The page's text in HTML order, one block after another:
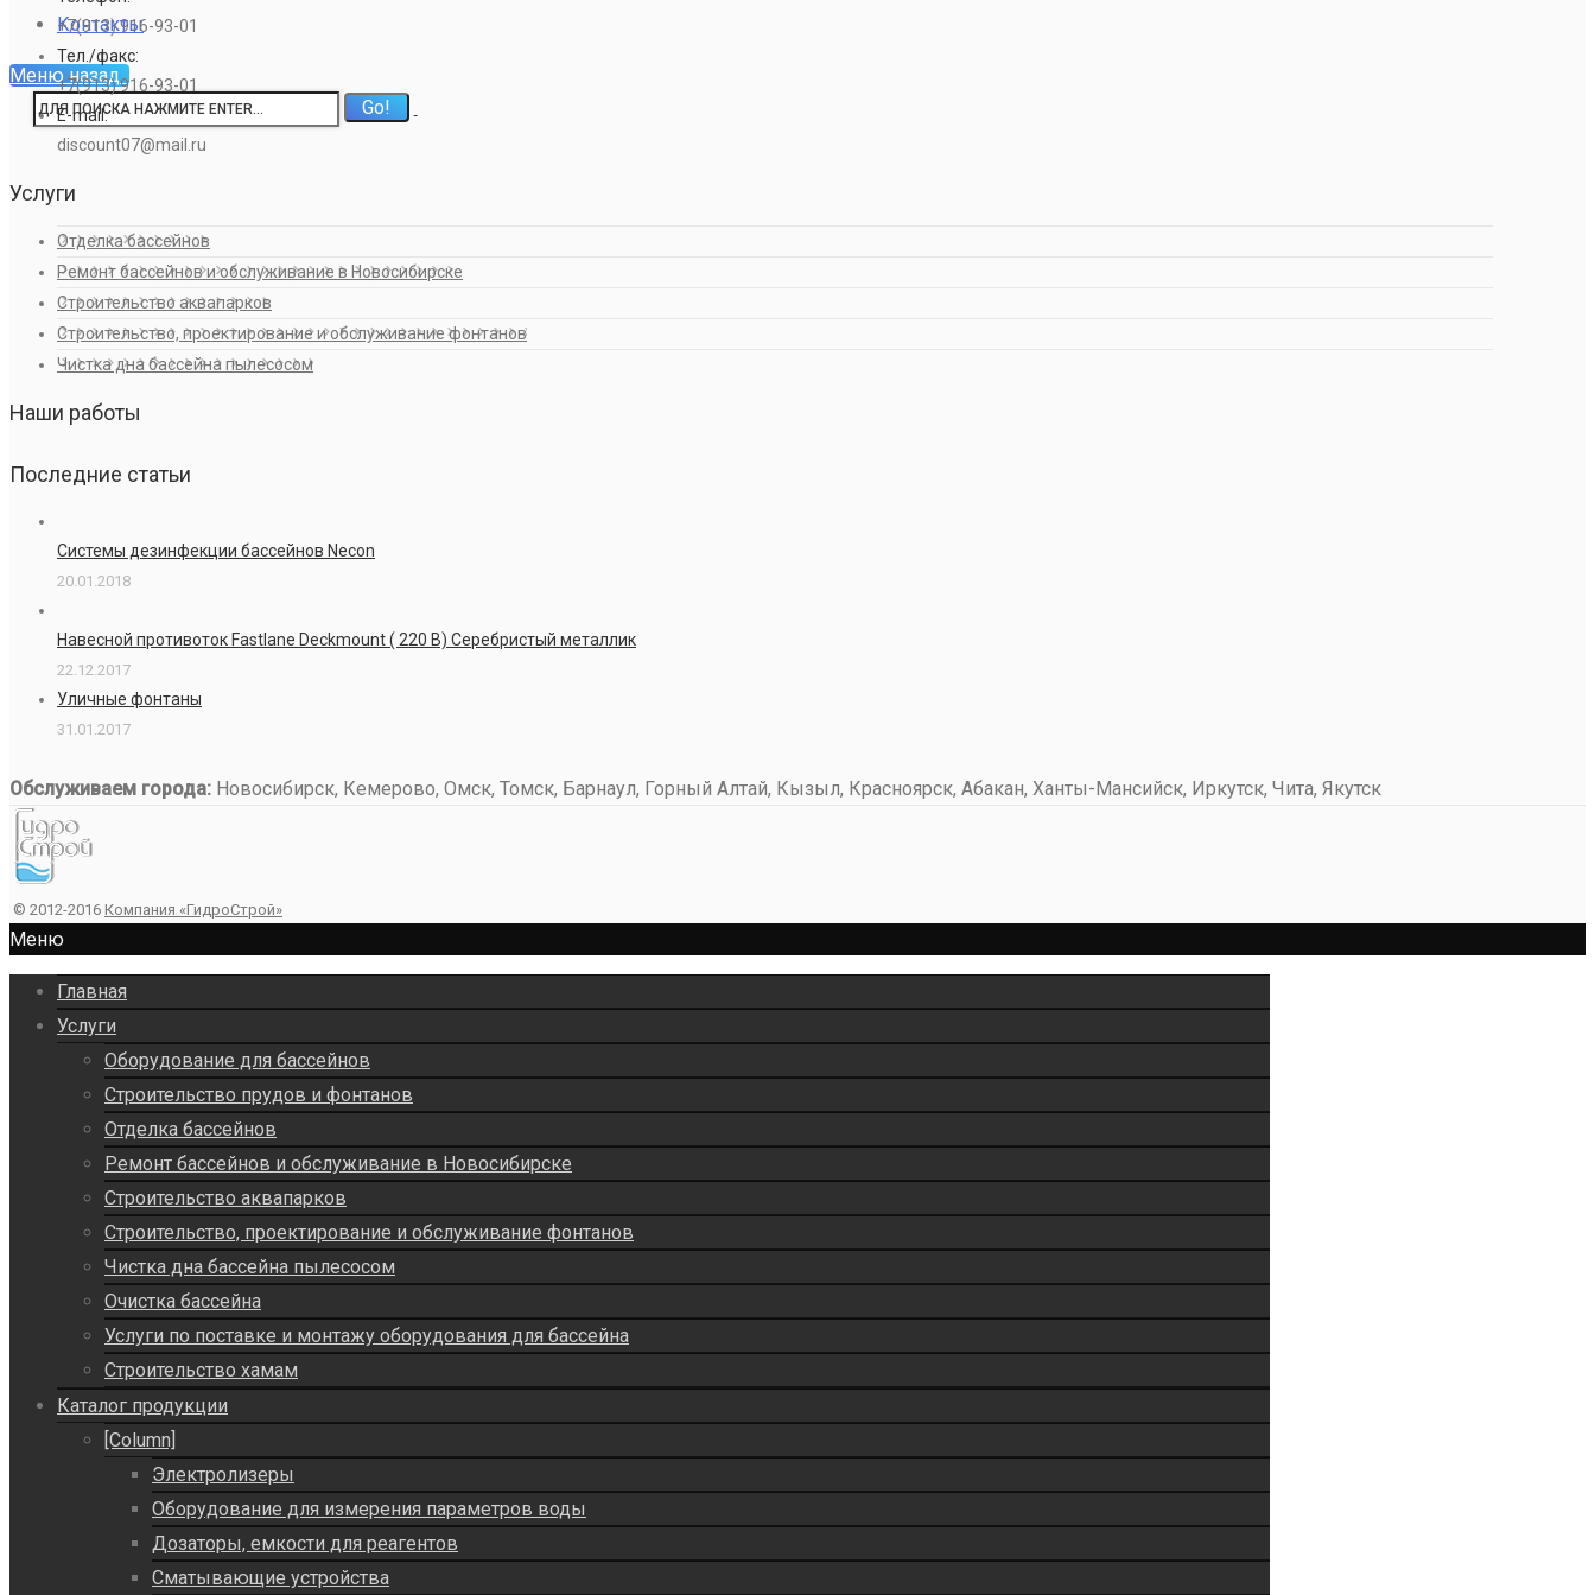
Контакты
Меню назад
+7(913) 916-93-01
Тел./факс:
+7(913) 916-93-01
E-mail:
discount07@mail.ru
Услуги
Отделка бассейнов
Ремонт бассейнов и обслуживание в Новосибирске
Строительство аквапарков
Строительство, проектирование и обслуживание фонтанов
Чистка дна бассейна пылесосом
Наши работы
Последние статьи
Системы дезинфекции бассейнов Necon
20.01.2018
Навесной противоток Fastlane Deckmount ( 220 В) Серебристый металлик
22.12.2017
Уличные фонтаны
31.01.2017
Обслуживаем города: Новосибирск, Кемерово, Омск, Томск, Барнаул, Горный Алтай, Кызыл, Красноярск, Абакан, Ханты-Мансийск, Иркутск, Чита, Якутск
© 2012-2016 Компания «ГидроСтрой»
Меню
Главная
Услуги
Оборудование для бассейнов
Строительство прудов и фонтанов
Отделка бассейнов
Ремонт бассейнов и обслуживание в Новосибирске
Строительство аквапарков
Строительство, проектирование и обслуживание фонтанов
Чистка дна бассейна пылесосом
Очистка бассейна
Услуги по поставке и монтажу оборудования для бассейна
Строительство хамам
Каталог продукции
[Column]
Электролизеры
Оборудование для измерения параметров воды
Дозаторы, емкости для реагентов
Сматывающие устройства